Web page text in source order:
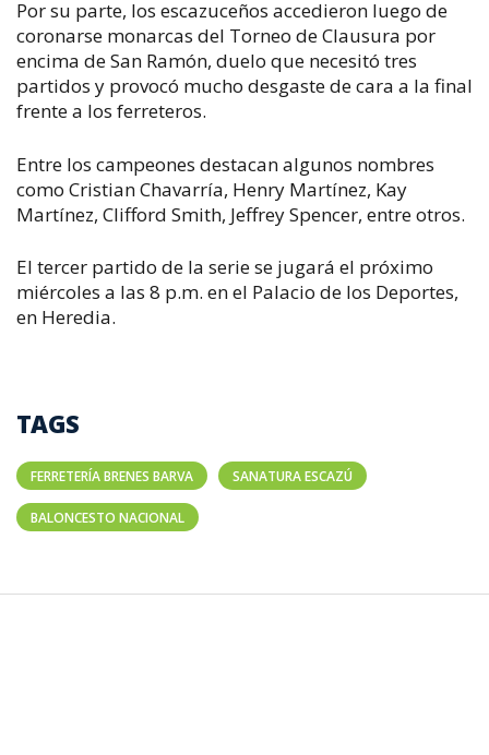
Por su parte, los escazuceños accedieron luego de
coronarse monarcas del Torneo de Clausura por
encima de San Ramón, duelo que necesitó tres
partidos y provocó mucho desgaste de cara a la final
frente a los ferreteros.
Entre los campeones destacan algunos nombres
como Cristian Chavarría, Henry Martínez, Kay
Martínez, Clifford Smith, Jeffrey Spencer, entre otros.
El tercer partido de la serie se jugará el próximo
miércoles a las 8 p.m. en el Palacio de los Deportes,
en Heredia.
TAGS
FERRETERÍA BRENES BARVA SANATURA ESCAZÚ
BALONCESTO NACIONAL